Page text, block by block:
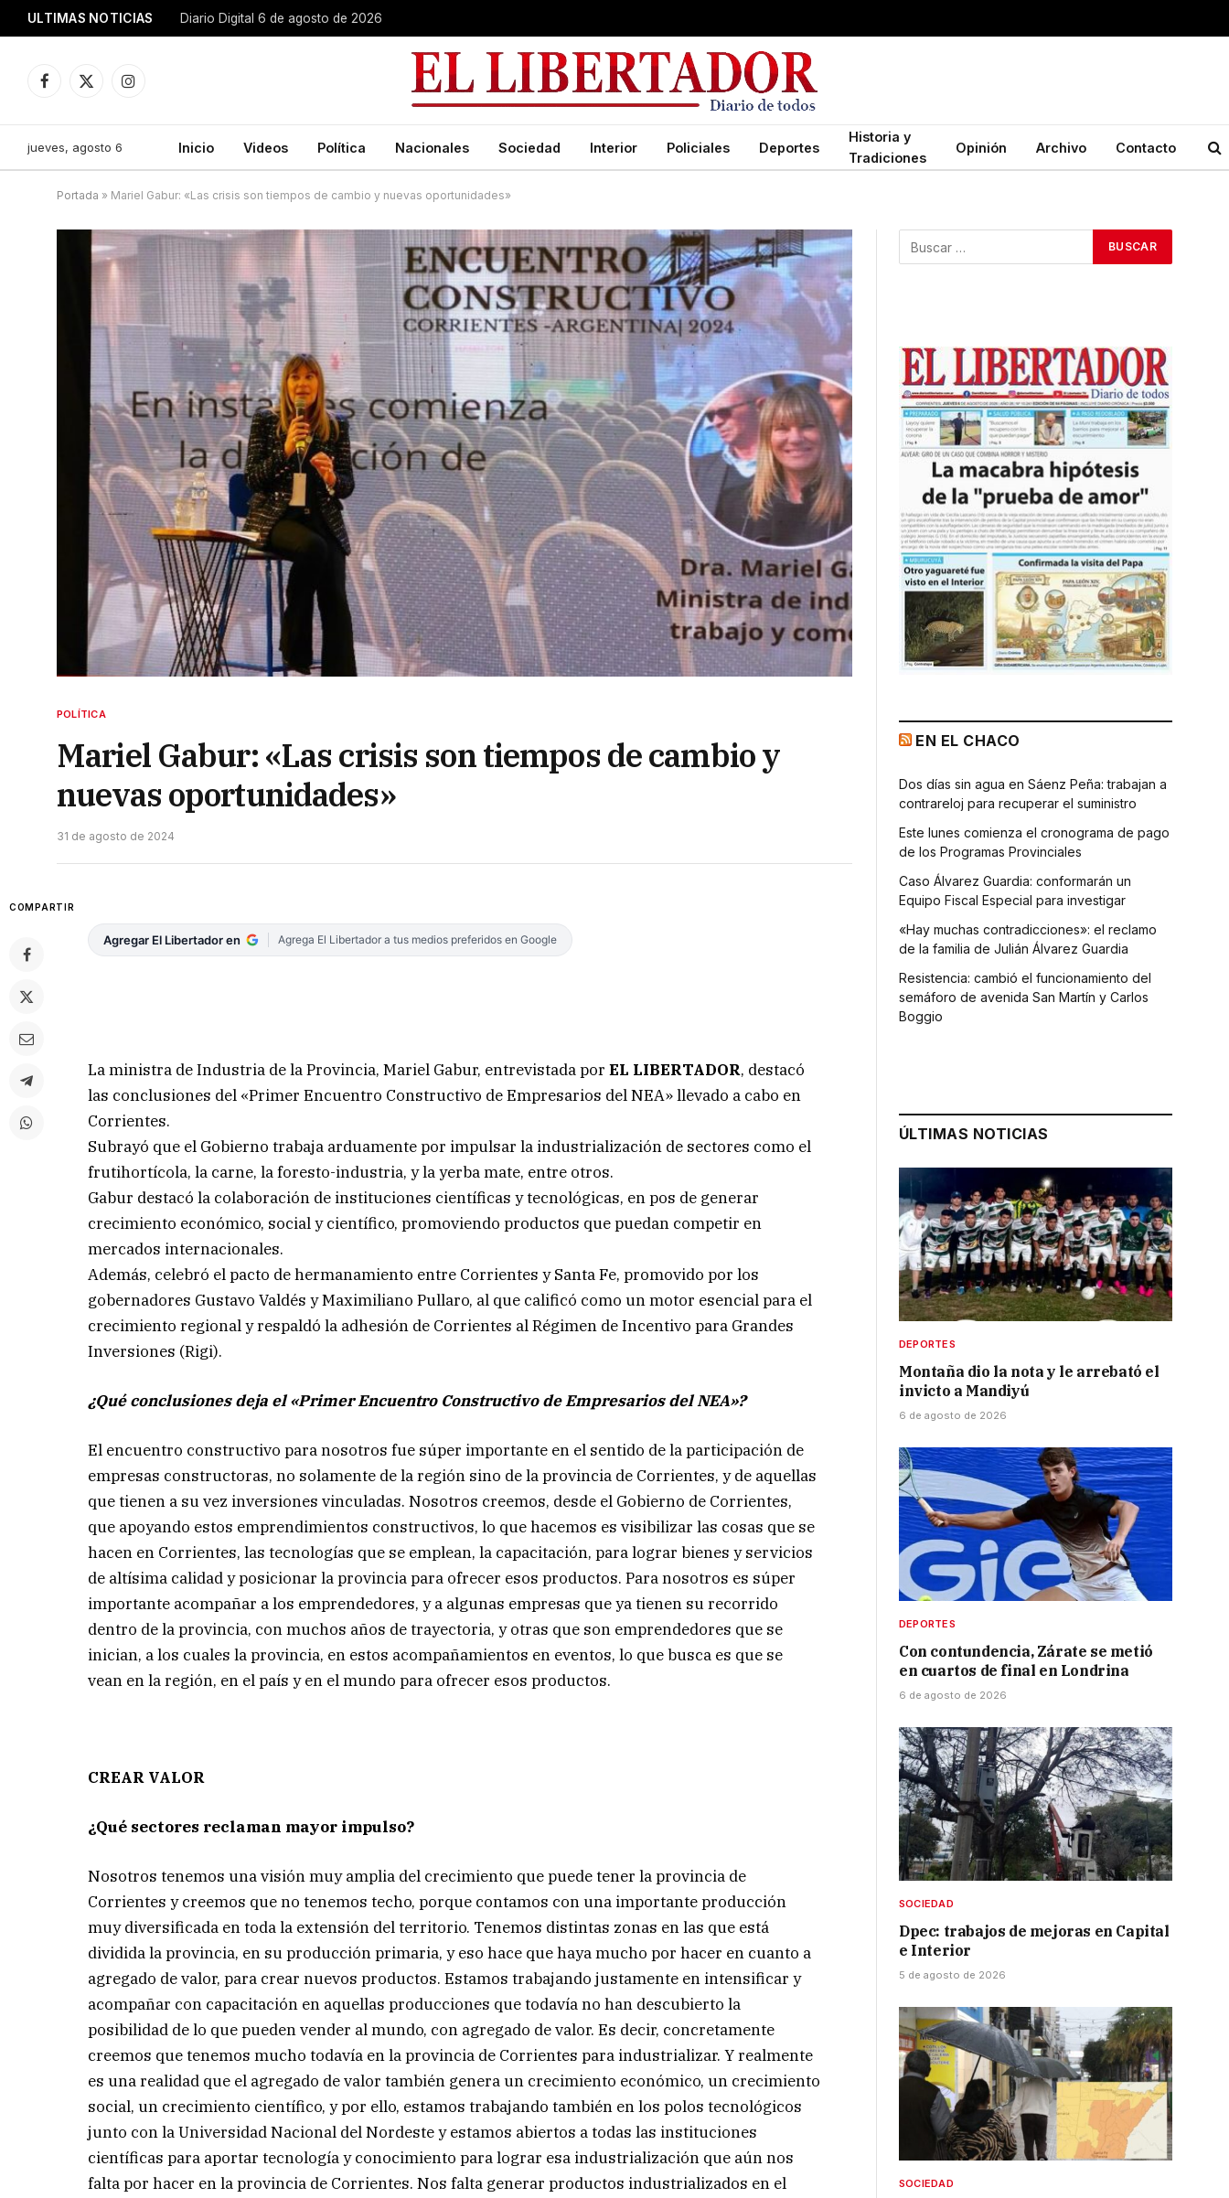
ULTIMAS NOTICIAS Diario Digital 6 de agosto de 2026
Facebook
X
Instagram
jueves, agosto 6 Inicio Videos Política Nacionales Sociedad Interior Policiales Deportes
Historia y
Tradiciones
Opinión Archivo Contacto
Portada » Mariel Gabur: «Las crisis son tiempos de cambio y nuevas oportunidades»
POLÍTICA
Mariel Gabur: «Las crisis son tiempos de cambio y
nuevas oportunidades»
31 de agosto de 2024
COMPARTIR
Agregar El Libertador en Agrega El Libertador a tus medios preferidos en Google
La ministra de Industria de la Provincia, Mariel Gabur, entrevistada porEL LIBERTADOR, destacó
las conclusiones del «Primer Encuentro Constructivo de Empresarios del NEA» llevado a cabo en
Corrientes.
Subrayó que el Gobierno trabaja arduamente por impulsar la industrialización de sectores como el
frutihortícola, la carne, la foresto-industria, y la yerba mate, entre otros.
Gabur destacó la colaboración de instituciones científicas y tecnológicas, en pos de generar
crecimiento económico, social y científico, promoviendo productos que puedan competir en
mercados internacionales.
Además, celebró el pacto de hermanamiento entre Corrientes y Santa Fe, promovido por los
gobernadores Gustavo Valdés y Maximiliano Pullaro, al que calificó como un motor esencial para el
crecimiento regional y respaldó la adhesión de Corrientes al Régimen de Incentivo para Grandes
Inversiones (Rigi).
¿Qué conclusiones deja el «Primer Encuentro Constructivo de Empresarios del NEA»?
El encuentro constructivo para nosotros fue súper importante en el sentido de la participación de
empresas constructoras, no solamente de la región sino de la provincia de Corrientes, y de aquellas
que tienen a su vez inversiones vinculadas. Nosotros creemos, desde el Gobierno de Corrientes,
que apoyando estos emprendimientos constructivos, lo que hacemos es visibilizar las cosas que se
hacen en Corrientes, las tecnologías que se emplean, la capacitación, para lograr bienes y servicios
de altísima calidad y posicionar la provincia para ofrecer esos productos. Para nosotros es súper
importante acompañar a los emprendedores, y a algunas empresas que ya tienen su recorrido
dentro de la provincia, con muchos años de trayectoria, y otras que son emprendedores que se
inician, a los cuales la provincia, en estos acompañamientos en eventos, lo que busca es que se
vean en la región, en el país y en el mundo para ofrecer esos productos.
CREAR VALOR
¿Qué sectores reclaman mayor impulso?
Nosotros tenemos una visión muy amplia del crecimiento que puede tener la provincia de
Corrientes y creemos que no tenemos techo, porque contamos con una importante producción
muy diversificada en toda la extensión del territorio. Tenemos distintas zonas en las que está
dividida la provincia, en su producción primaria, y eso hace que haya mucho por hacer en cuanto a
agregado de valor, para crear nuevos productos. Estamos trabajando justamente en intensificar y
acompañar con capacitación en aquellas producciones que todavía no han descubierto la
posibilidad de lo que pueden vender al mundo, con agregado de valor. Es decir, concretamente
creemos que tenemos mucho todavía en la provincia de Corrientes para industrializar. Y realmente
es una realidad que el agregado de valor también genera un crecimiento económico, un crecimiento
social, un crecimiento científico, y por ello, estamos trabajando también en los polos tecnológicos
junto con la Universidad Nacional del Nordeste y estamos abiertos a todas las instituciones
científicas para aportar tecnología y conocimiento para lograr esa industrialización que aún nos
falta por hacer en la provincia de Corrientes. Nos falta generar productos industrializados en el
EN EL CHACO
Dos días sin agua en Sáenz Peña: trabajan a
contrareloj para recuperar el suministro
Este lunes comienza el cronograma de pago
de los Programas Provinciales
Caso Álvarez Guardia: conformarán un
Equipo Fiscal Especial para investigar
«Hay muchas contradicciones»: el reclamo
de la familia de Julián Álvarez Guardia
Resistencia: cambió el funcionamiento del
semáforo de avenida San Martín y Carlos
Boggio
ÚLTIMAS NOTICIAS
DEPORTES
Montaña dio la nota y le arrebató el
invicto a Mandiyú
6 de agosto de 2026
DEPORTES
Con contundencia, Zárate se metió
en cuartos de final en Londrina
6 de agosto de 2026
SOCIEDAD
Dpec: trabajos de mejoras en Capital
e Interior
5 de agosto de 2026
SOCIEDAD